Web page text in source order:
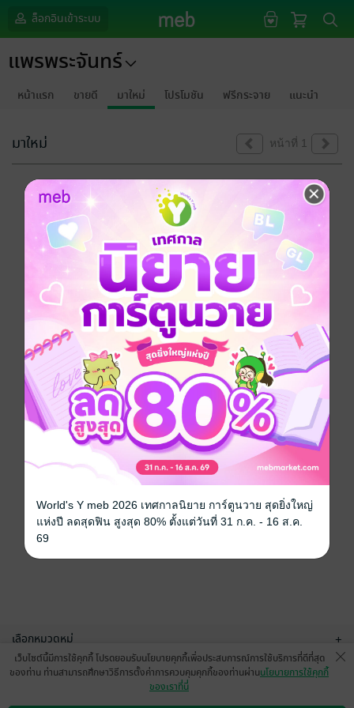
ล็อกอินเข้าระบบ
แพรพระจันทร์
หน้าแรก ขายดี มาใหม่ โปรโมชัน ฟรีกระจาย แนะนำ
มาใหม่ หน้าที่ 1
ขออภัยด้วยนะคะ
ไม่พบข้อมูลในหัวข้อที่คุณกำลังชมค่ะ
เลือกหมวดหมู่ +
บริการช่วยเหลือ
เว็บไซต์นี้มีการใช้คุกกี้ โปรดยอมรับนโยบายคุกกี้เพื่อประสบการณ์การใช้บริการที่ดีที่สุด
ของท่าน ท่านสามารถศึกษาวิธีการตั้งค่าการควบคุมคุกกี้ของท่านผ่านนโยบายการใช้คุกกี้
ของเราที่นี่
World's Y meb 2026 เทศกาลนิยาย การ์ตูนวาย สุดยิ่งใหญ่
แห่งปี ลดสุดฟิน สูงสุด 80% ตั้งแต่วันที่ 31 ก.ค. - 16 ส.ค.
69